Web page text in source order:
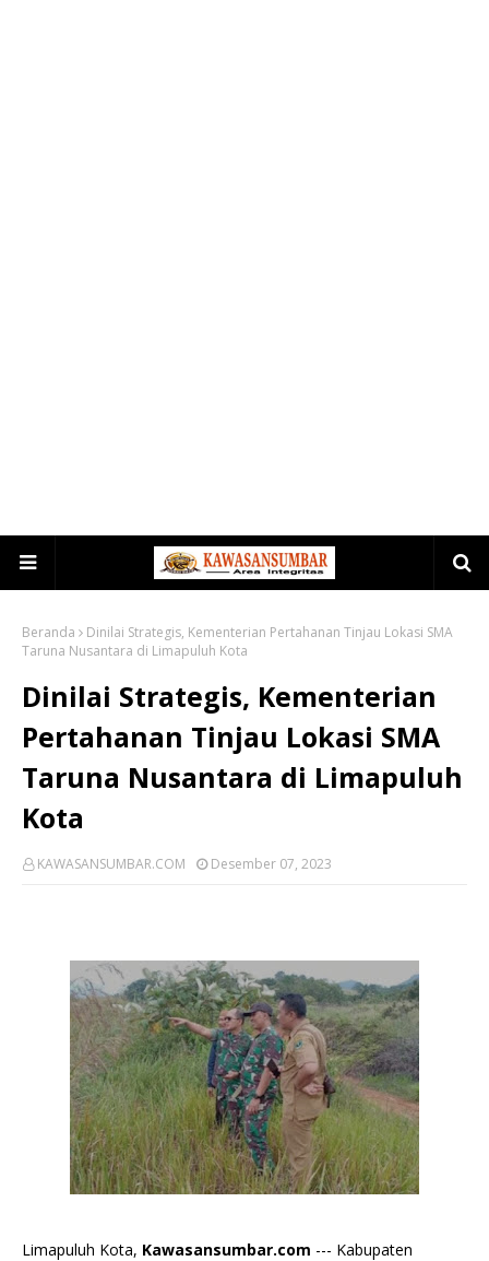
Beranda
Dinilai Strategis, Kementerian Pertahanan Tinjau Lokasi SMA
Taruna Nusantara di Limapuluh Kota
Dinilai Strategis, Kementerian
Pertahanan Tinjau Lokasi SMA
Taruna Nusantara di Limapuluh
Kota
KAWASANSUMBAR.COM Desember 07, 2023
Limapuluh Kota, Kawasansumbar.com --- Kabupaten